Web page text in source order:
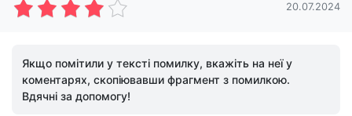
20.07.2024
Якщо помітили у тексті помилку, вкажіть на неї у
коментарях, скопіювавши фрагмент з помилкою.
Вдячні за допомогу!